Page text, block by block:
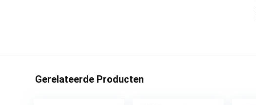
Gerelateerde Producten